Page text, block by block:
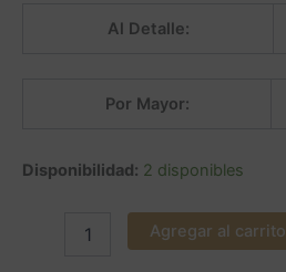
Al Detalle:
Por Mayor:
Disponibilidad: 2 disponibles
Agregar al carrito